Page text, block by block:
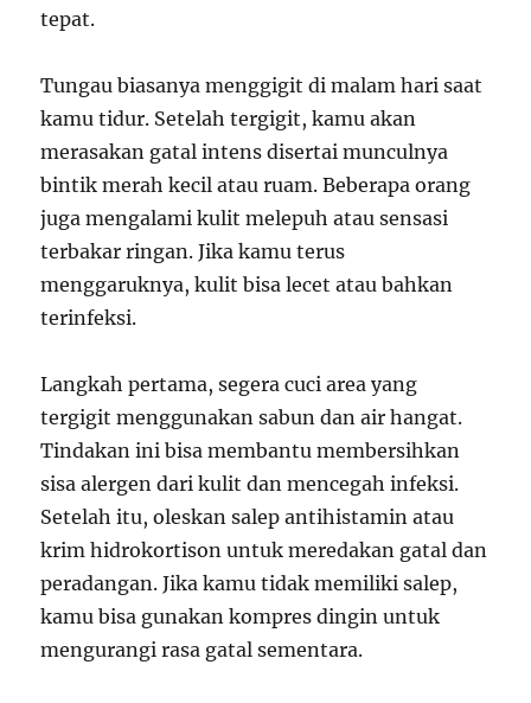
tepat.
Tungau biasanya menggigit di malam hari saat
kamu tidur. Setelah tergigit, kamu akan
merasakan gatal intens disertai munculnya
bintik merah kecil atau ruam. Beberapa orang
juga mengalami kulit melepuh atau sensasi
terbakar ringan. Jika kamu terus
menggaruknya, kulit bisa lecet atau bahkan
terinfeksi.
Langkah pertama, segera cuci area yang
tergigit menggunakan sabun dan air hangat.
Tindakan ini bisa membantu membersihkan
sisa alergen dari kulit dan mencegah infeksi.
Setelah itu, oleskan salep antihistamin atau
krim hidrokortison untuk meredakan gatal dan
peradangan. Jika kamu tidak memiliki salep,
kamu bisa gunakan kompres dingin untuk
mengurangi rasa gatal sementara.